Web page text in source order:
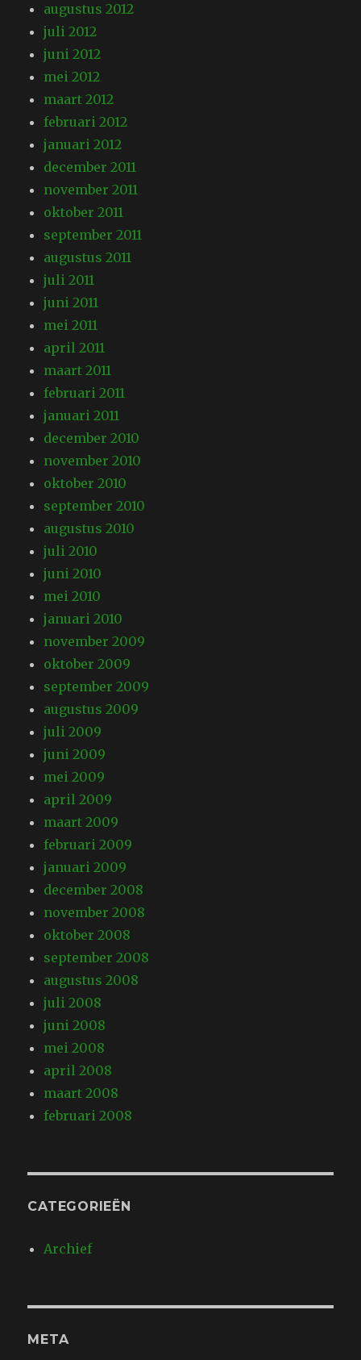
augustus 2012
juli 2012
juni 2012
mei 2012
maart 2012
februari 2012
januari 2012
december 2011
november 2011
oktober 2011
september 2011
augustus 2011
juli 2011
juni 2011
mei 2011
april 2011
maart 2011
februari 2011
januari 2011
december 2010
november 2010
oktober 2010
september 2010
augustus 2010
juli 2010
juni 2010
mei 2010
januari 2010
november 2009
oktober 2009
september 2009
augustus 2009
juli 2009
juni 2009
mei 2009
april 2009
maart 2009
februari 2009
januari 2009
december 2008
november 2008
oktober 2008
september 2008
augustus 2008
juli 2008
juni 2008
mei 2008
april 2008
maart 2008
februari 2008
CATEGORIEËN
Archief
META